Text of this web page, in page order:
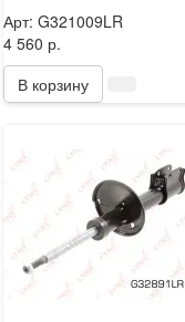
Арт: G321009LR
4 560 р.
В корзину